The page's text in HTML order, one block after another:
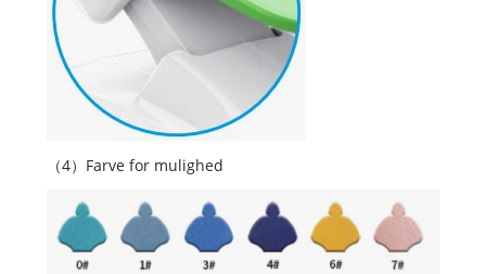
（4）Farve for mulighed